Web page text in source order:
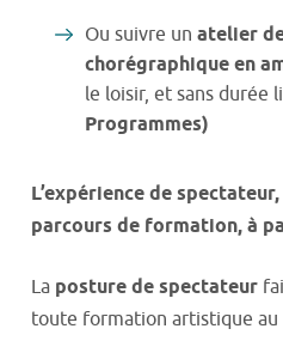
Ou suivre un atelier
chorégraphique en
le loisir, et sans durée
Programmes)
L’expérience de
parcours de formation, à
La posture de spectateur
toute formation artistique au